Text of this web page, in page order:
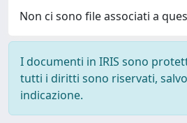
Non ci sono file associati a
I documenti in IRIS sono
tutti i diritti sono riservati,
indicazione.